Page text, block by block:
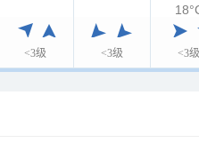
<3级 <3级 <3级